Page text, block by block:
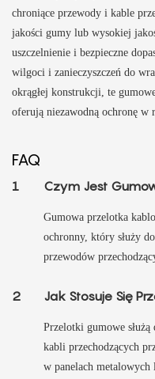
chroniące przewody i kable
jakości gumy lub wysokiej
uszczelnienie i bezpieczne
wilgoci i zanieczyszczeń do
okrągłej konstrukcji, te
oferują niezawodną ochronę w
FAQ
1 Czym Jest
Gumowa przelotka
ochronny, który służy
przewodów
2 Jak Stosuje Się
Przelotki gumowe
kabli przechodzących
w panelach metalowych